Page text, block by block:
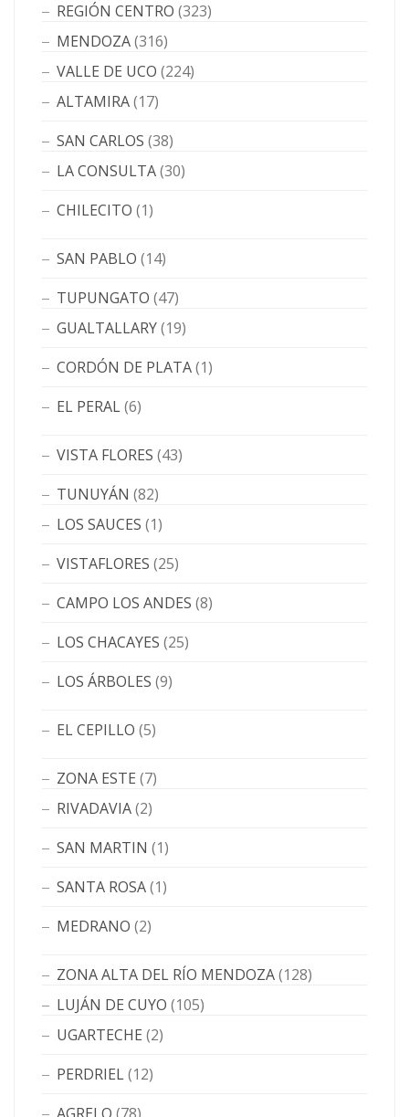
REGIÓN CENTRO (323)
MENDOZA(316)
VALLE DE UCO (224)
ALTAMIRA(17)
SAN CARLOS (38)
LA CONSULTA(30)
CHILECITO (1)
SAN PABLO (14)
TUPUNGATO (47)
GUALTALLARY(19)
CORDÓN DE PLATA(1)
EL PERAL(6)
VISTA FLORES (43)
TUNUYÁN (82)
LOS SAUCES (1)
VISTAFLORES (25)
CAMPO LOS ANDES (8)
LOS CHACAYES (25)
LOS ÁRBOLES (9)
EL CEPILLO (5)
ZONA ESTE (7)
RIVADAVIA(2)
SAN MARTIN (1)
SANTA ROSA(1)
MEDRANO (2)
ZONA ALTA DEL RÍO MENDOZA(128)
LUJÁN DE CUYO (105)
UGARTECHE (2)
PERDRIEL(12)